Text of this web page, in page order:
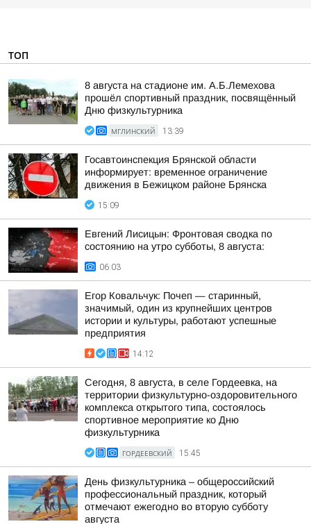
ТОП
8 августа на стадионе им. А.Б.Лемехова
прошёл спортивный праздник, посвящённый
Дню физкультурника
МГЛИНСКИЙ 13:39
Госавтоинспекция Брянской области
информирует: временное ограничение
движения в Бежицком районе Брянска
15:09
Евгений Лисицын: Фронтовая сводка по
состоянию на утро субботы, 8 августа:
06:03
Егор Ковальчук: Почеп — старинный,
значимый, один из крупнейших центров
истории и культуры, работают успешные
предприятия
14:12
Сегодня, 8 августа, в селе Гордеевка, на
территории физкультурно-оздоровительного
комплекса открытого типа, состоялось
спортивное мероприятие ко Дню
физкультурника
ГОРДЕЕВСКИЙ 15:45
День физкультурника – общероссийский
профессиональный праздник, который
отмечают ежегодно во вторую субботу
августа